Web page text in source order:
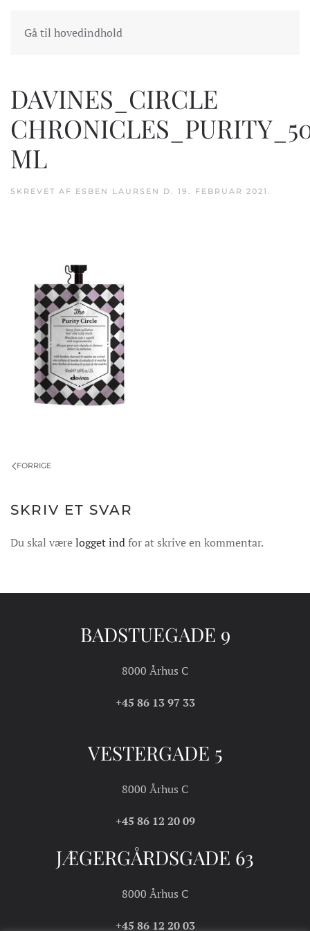
Gå til hovedindholdINDKØBSKURV
DAVINES_CIRCLE
ML
SKREVET AF ESBEN LAURSEN D. 19. FEBRUAR 2021 .
FORRIGE
SKRIV ET SVAR
Du skal værelogget indfor at skrive en kommentar.
BADSTUEGADE 9
8000 Århus C
+45 86 13 97 33
VESTERGADE 5
8000 Århus C
+45 86 12 20 09
JÆGERGÅRDSGADE 63
8000 Århus C
+45 86 12 20 03